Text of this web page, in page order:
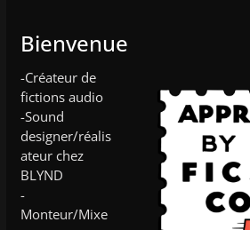
Bienvenue
-Créateur de
fictions audio
-Sound
designer/réalis
ateur chez
BLYND
-
Monteur/Mixe